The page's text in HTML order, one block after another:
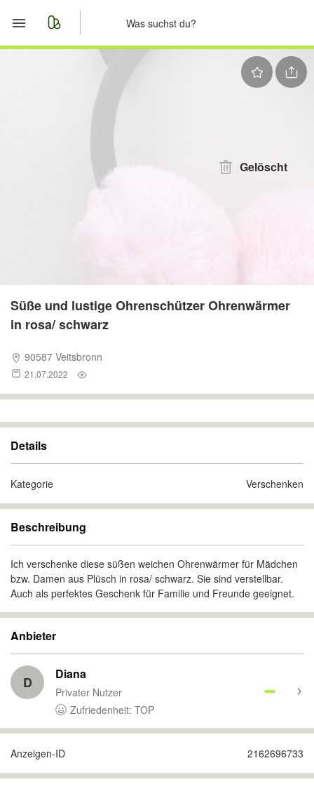
Merkliste
Anzeige aufgeben
Gelöscht
Süße und lustige Ohrenschützer Ohrenwärmer
in rosa/ schwarz
90587 Veitsbronn
21.07.2022
Details
Kategorie Verschenken
Beschreibung
Ich verschenke diese süßen weichen Ohrenwärmer für Mädchen
bzw. Damen aus Plüsch in rosa/ schwarz. Sie sind verstellbar.
Auch als perfektes Geschenk für Familie und Freunde geeignet.
Anbieter
D Diana
Privater Nutzer
Zufriedenheit: TOP
Anzeigen-ID 2162696733